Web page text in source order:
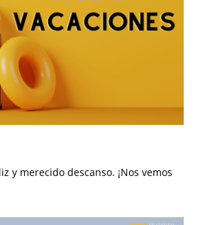
y merecido descanso. ¡Nos vemos